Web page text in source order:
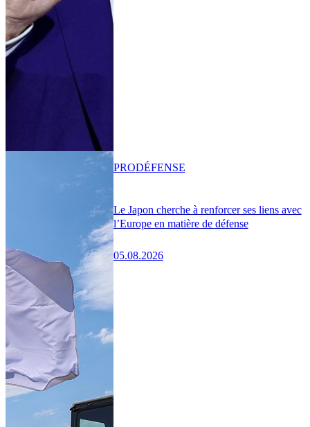
Le Japon cherche à renforcer ses liens avec
l’Europe en matière de défense
05.08.2026
PRODÉFENSE